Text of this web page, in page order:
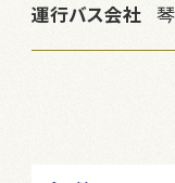
運行バス会社